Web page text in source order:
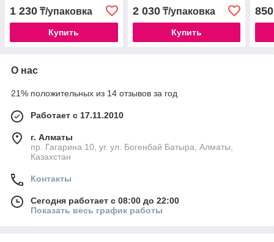
1 230 ₸/упаковка
Купить
2 030₸/упаковка
Купить
850
О нас
21% положительных из 14 отзывов за год
Работает с 17.11.2010
г. Алматы
пр. Гагарина 10, уг. ул. Богенбай Батыра, Алматы,
Казахстан
Контакты
Сегодня работает с 08:00 до 22:00
Показать весь график работы